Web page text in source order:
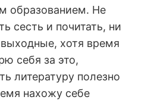
образованием. Не
сесть и почитать, ни
хотя время
себя за это,
литературу полезно
нахожу себе